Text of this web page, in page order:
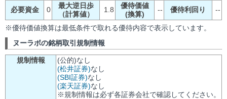
必要資金 0
最大逆日歩
（計算値）
1.8
優待価値
(換算)
-- 優待利回り --
※優待価値換算は最低条件で取れる優待内容で表示しています。
ヌーラボの銘柄取引規制情報
規制情報
(公的)なし
(松井証券)なし
(SBI証券)なし
(楽天証券)なし
※規制情報は必ず各証券会社で確認してください。